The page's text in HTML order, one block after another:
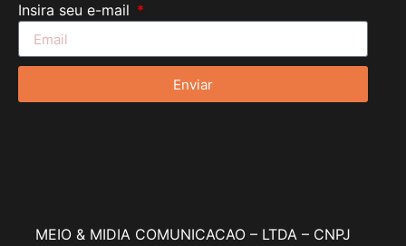
Insira seu e-mail
Enviar
MEIO & MIDIA COMUNICACAO – LTDA – CNPJ